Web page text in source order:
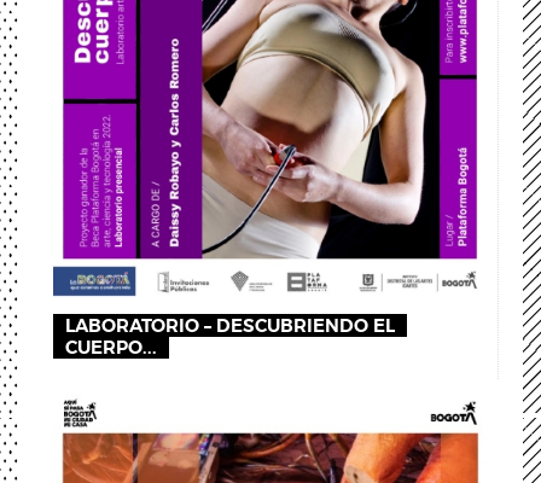
LABORATORIO – DESCUBRIENDO EL
CUERPO...